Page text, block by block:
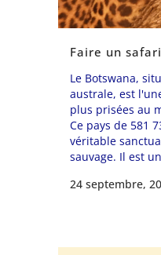
Faire un
Le Botswana,
australe, est
plus prisées au
Ce pays de 581
véritable
sauvage. Il est
24 septembre,